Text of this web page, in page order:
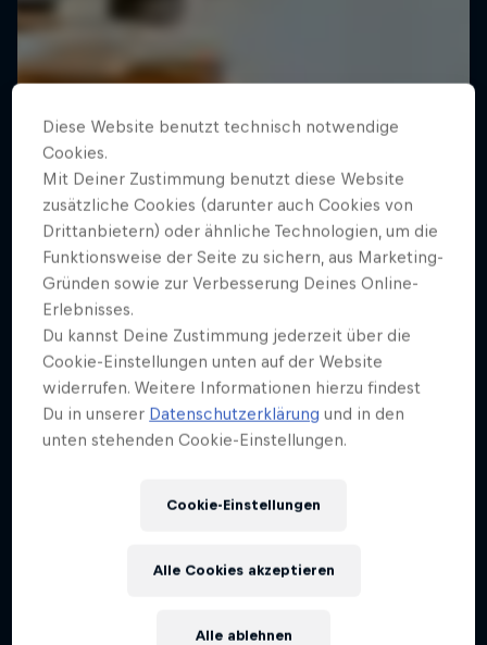
ORGANICS Talentville
1 Staffel · 3 Folgen
Diese Website benutzt technisch notwendige
Cookies.
Mit Deiner Zustimmung benutzt diese Website
zusätzliche Cookies (darunter auch Cookies von
Drittanbietern) oder ähnliche Technologien, um die
Funktionsweise der Seite zu sichern, aus Marketing-
Gründen sowie zur Verbesserung Deines Online-
Erlebnisses.
Du kannst Deine Zustimmung jederzeit über die
Cookie-Einstellungen unten auf der Website
widerrufen. Weitere Informationen hierzu findest
Du in unserer Datenschutzerklärung und in den
unten stehenden Cookie-Einstellungen.
Cookie-Einstellungen
Alle ablehnen
Alle Cookies akzeptieren